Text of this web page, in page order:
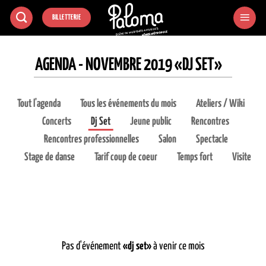
Passer
BILLETTERIE
AGENDA - NOVEMBRE 2019 «DJ SET»
Tout l'agenda Tous les événements du mois
Ateliers / Wiki
Concerts
Dj Set Jeune public
Rencontres
Rencontres professionnelles
Salon
Spectacle
Stage de danse
Tarif coup de coeur Temps fort Visite
Pas d'événement«dj set»à venir ce mois